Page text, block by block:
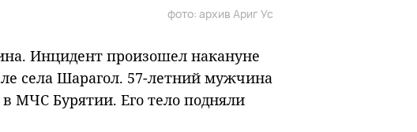
фото: архив Ариг Ус
Инцидент произошел накануне
села Шарагол. 57-летний мужчина
МЧС Бурятии. Его тело подняли